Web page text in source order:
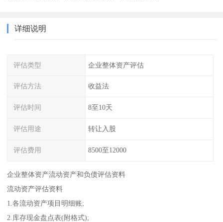
详细说明
评估类型 企业整体资产评估
评估方法 收益法
评估时间 8至10天
评估用途 转让入股
评估费用 8500至12000
企业整体资产流动资产和负债评估资料
流动资产评估资料
1.各流动资产项目明细账;
2.库存现金盘点表(附格式);